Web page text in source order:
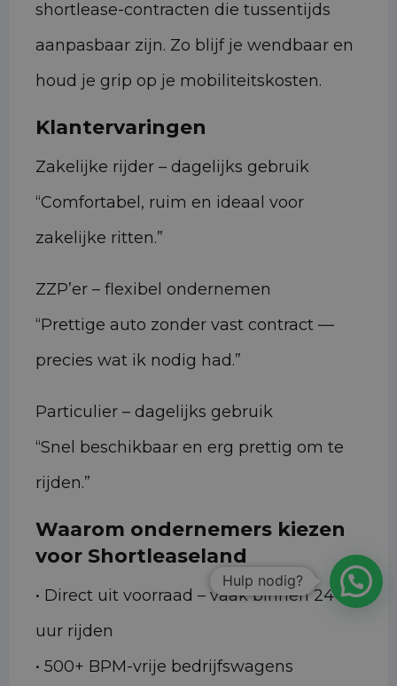
shortlease-contracten die tussentijds
aanpasbaar zijn. Zo blijf je wendbaar en
houd je grip op je mobiliteitskosten.
Klantervaringen
Zakelijke rijder – dagelijks gebruik
“Comfortabel, ruim en ideaal voor
zakelijke ritten.”
ZZP’er – flexibel ondernemen
“Prettige auto zonder vast contract —
precies wat ik nodig had.”
Particulier – dagelijks gebruik
“Snel beschikbaar en erg prettig om te
rijden.”
Waarom ondernemers kiezen
voor Shortleaseland
• Direct uit voorraad – vaak binnen 24
uur rijden
• 500+ BPM-vrije bedrijfswagens
Hulp nodig?